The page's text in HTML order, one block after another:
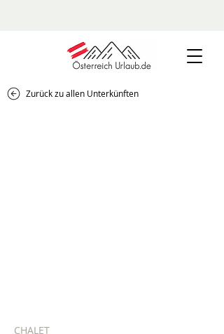
Zurück zu allen Unterkünften
CHALET